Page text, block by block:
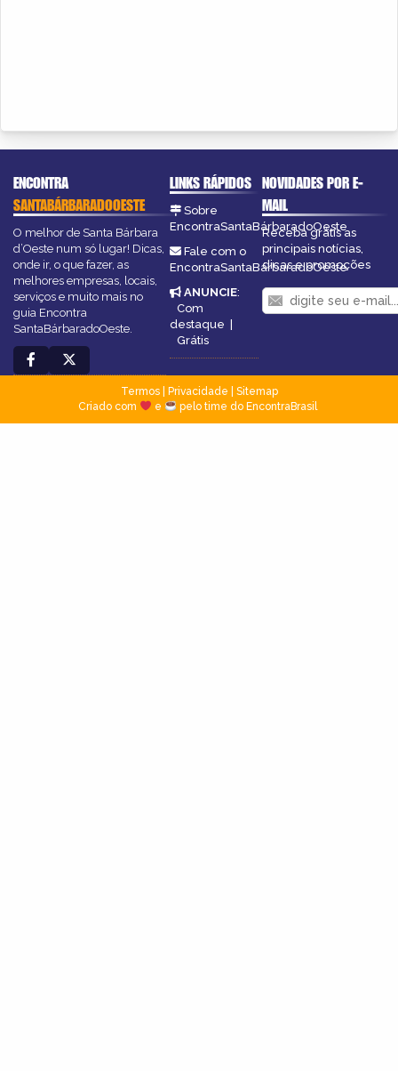
ENCONTRA
SANTABÁRBARADOOESTE
O melhor de Santa Bárbara
d’Oeste num só lugar! Dicas,
onde ir, o que fazer, as
melhores empresas, locais,
serviços e muito mais no
guia Encontra
SantaBárbaradoOeste.
LINKS RÁPIDOS
Sobre
EncontraSantaBárbaradoOeste
Fale com o
EncontraSantaBárbaradoOeste
ANUNCIE:
Com
destaque
Grátis
NOVIDADES POR E-
MAIL
Receba grátis as
principais notícias,
dicas e promoções
Termos| Privacidade
Sitemap
Criado com
e pelo time do EncontraBrasil